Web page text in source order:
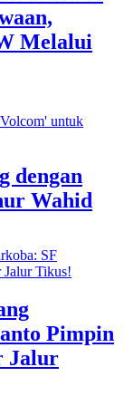
Melalui
dengan
Wahid
Pimpin
Jalur